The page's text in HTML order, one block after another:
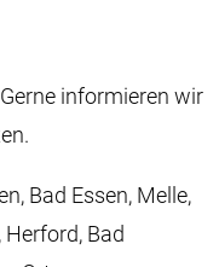
informieren wir
Bad Essen, Melle,
Bad